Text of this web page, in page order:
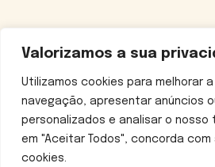
Valorizamos a sua
Utilizamos cookies para melhorar
navegação, apresentar anúncios
personalizados e analisar o nosso
em "Aceitar Todos", concorda
cookies.